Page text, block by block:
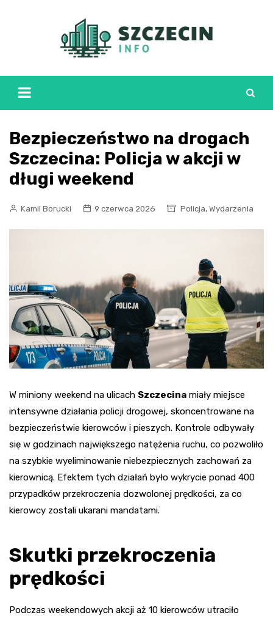
Bezpieczeństwo na drogach
Szczecina: Policja w akcji w
długi weekend
Kamil Borucki 9 czerwca 2026 Policja, Wydarzenia
W miniony weekend na ulicach Szczecina miały miejsce
intensywne działania policji drogowej, skoncentrowane na
bezpieczeństwie kierowców i pieszych. Kontrole odbywały
się w godzinach największego natężenia ruchu, co pozwoliło
na szybkie wyeliminowanie niebezpiecznych zachowań za
kierownicą. Efektem tych działań było wykrycie ponad 400
przypadków przekroczenia dozwolonej prędkości, za co
kierowcy zostali ukarani mandatami.
Skutki przekroczenia
prędkości
Podczas weekendowych akcji aż 10 kierowców utraciło